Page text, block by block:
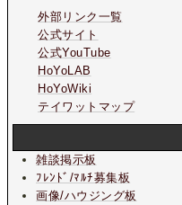
外部リンク一覧
公式サイト
公式YouTube
HoYoLAB
HoYoWiki
テイワットマップ
雑談掲示板
ﾌﾚﾝﾄﾞ/ﾏﾙﾁ募集板
画像/ハウジング板